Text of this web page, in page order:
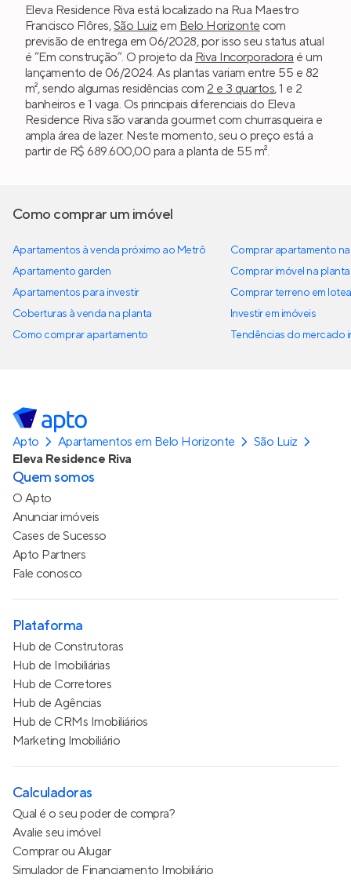
Eleva Residence Riva está localizado na Rua Maestro
Francisco Flôres,São Luiz em Belo Horizonte com
previsão de entrega em 06/2028, por isso seu status atual
é “Em construção”. O projeto da Riva Incorporadora é um
lançamento de 06/2024. As plantas variam entre 55 e 82
m², sendo algumas residências com 2 e 3 quartos, 1 e 2
banheiros e 1 vaga. Os principais diferenciais do Eleva
Residence Riva são varanda gourmet com churrasqueira e
ampla área de lazer. Neste momento, seu o preço está a
partir de R$ 689.600,00 para a planta de 55 m².
Como comprar um imóvel
Apartamentos à venda próximo ao Metrô
Apartamento garden
Apartamentos para investir
Coberturas à venda na planta
Como comprar apartamento
Comprar apartamento
Comprar imóvel na planta
Comprar terreno em
Investir em imóveis
Tendências do mercado
Apto Apartamentos em Belo Horizonte
São Luiz
Eleva Residence Riva
Quem somos
O Apto
Anunciar imóveis
Cases de Sucesso
Apto Partners
Fale conosco
Plataforma
Hub de Construtoras
Hub de Imobiliárias
Hub de Corretores
Hub de Agências
Hub de CRMs Imobiliários
Marketing Imobiliário
Calculadoras
Qual é o seu poder de compra?
Avalie seu imóvel
Comprar ou Alugar
Simulador de Financiamento Imobiliário